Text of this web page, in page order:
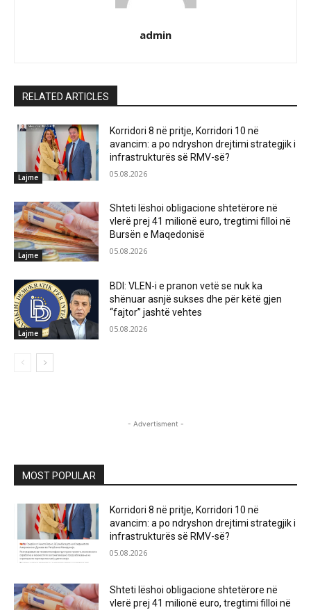
admin
RELATED ARTICLES
Lajme
Korridori 8 në pritje, Korridori 10 në
avancim: a po ndryshon drejtimi strategjik i
infrastrukturës së RMV-së?
05.08.2026
Lajme
Shteti lëshoi obligacione shtetërore në
vlerë prej 41 milionë euro, tregtimi filloi në
Bursën e Maqedonisë
05.08.2026
Lajme
BDI: VLEN-i e pranon vetë se nuk ka
shënuar asnjë sukses dhe për këtë gjen
“fajtor” jashtë vehtes
05.08.2026
- Advertisment -
MOST POPULAR
Korridori 8 në pritje, Korridori 10 në
avancim: a po ndryshon drejtimi strategjik i
infrastrukturës së RMV-së?
05.08.2026
Shteti lëshoi obligacione shtetërore në
vlerë prej 41 milionë euro, tregtimi filloi në